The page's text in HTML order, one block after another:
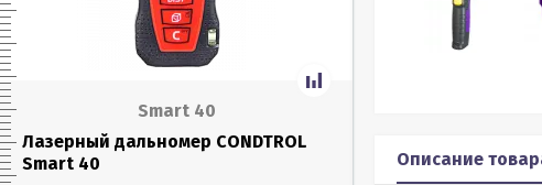
Smart 40
Лазерный дальномер CONDTROL
Smart 40
Smart 60
Описание